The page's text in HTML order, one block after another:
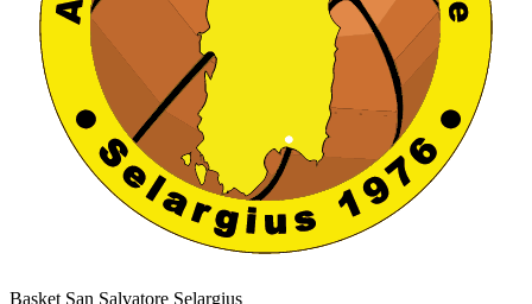
Basket San Salvatore Selargius